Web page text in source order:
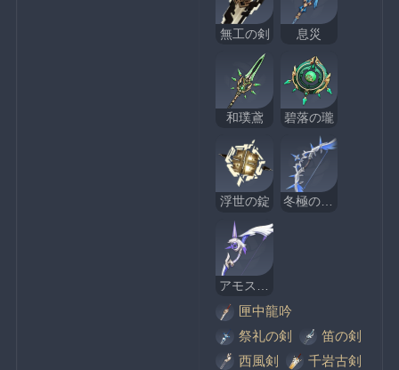
無工の剣 息災
和璞鳶 碧落の瓏
浮世の錠 冬極の白星
匣中龍吟
祭礼の剣
笛の剣
西風剣
千岩古剣